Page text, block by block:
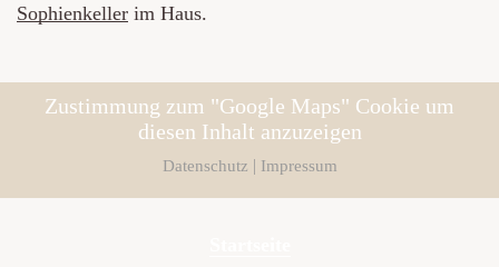
Sophienkeller im Haus.
Zustimmung zum "Google Maps" Cookie um
diesen Inhalt anzuzeigen
Datenschutz | Impressum